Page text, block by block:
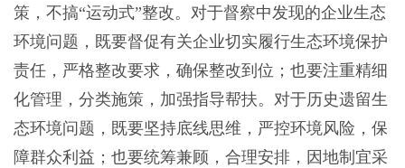
策，不搞“运动式”整改。对于督察中发现的企业生态
环境问题，既要督促有关企业切实履行生态环境保护
责任，严格整改要求，确保整改到位；也要注重精细
化管理，分类施策，加强指导帮扶。对于历史遗留生
态环境问题，既要坚持底线思维，严控环境风险，保
障群众利益；也要统筹兼顾，合理安排，因地制宜采